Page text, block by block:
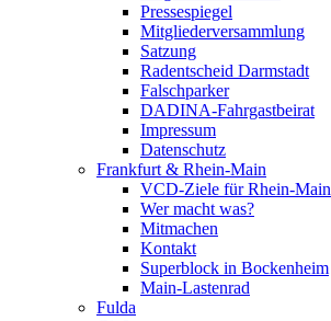
Pressespiegel
Mitgliederversammlung
Satzung
Radentscheid Darmstadt
Falschparker
DADINA-Fahrgastbeirat
Impressum
Datenschutz
Frankfurt & Rhein-Main
VCD-Ziele für Rhein-Main
Wer macht was?
Mitmachen
Kontakt
Superblock in Bockenheim
Main-Lastenrad
Fulda